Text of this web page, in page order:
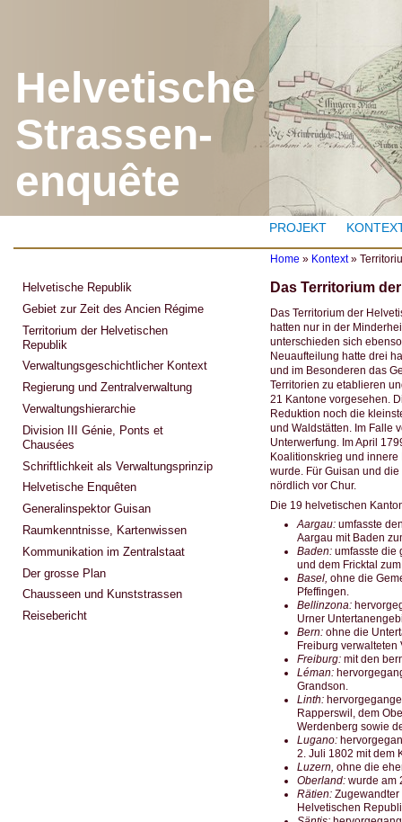
Helvetische
Strassen-
enquête
PROJEKT
Y
o
u
a
r
e
h
e
r
e
Home » Kontext»
Das Territorium
Das Territorium der
hatten nur in der
unterschieden sich
Neuaufteilung hatte drei
und im Besonderen das
Territorien zu etablieren
21 Kantone vorgesehen.
Reduktion noch die
und Waldstätten. Im Falle
Unterwerfung. Im April
Koalitionskrieg und
wurde. Für Guisan und
nördlich vor Chur.
Die 19 helvetischen
Aargau:umfasste
Aargau mit Baden
Baden:umfasste die
und dem Fricktal
Basel, ohne die
Pfeffingen.
Bellinzona:
Urner
Bern: ohne die
Freiburg
Freiburg:mit den
Léman:
Grandson.
Linth:
Rapperswil, dem
Werdenberg sowie
Lugano:
2. Juli 1802 mit dem
Luzern, ohne die
Oberland:wurde am
Rätien:Zugewandter
Helvetischen
Helvetische Republik
Gebiet zur Zeit des Ancien Régime
Territorium der Helvetischen
Republik
Verwaltungsgeschichtlicher Kontext
Regierung und Zentralverwaltung
Verwaltungshierarchie
Division III Génie, Ponts et
Chausées
Schriftlichkeit als Verwaltungsprinzip
Helvetische Enquêten
Generalinspektor Guisan
Raumkenntnisse, Kartenwissen
Kommunikation im Zentralstaat
Der grosse Plan
Chausseen und Kunststrassen
Reisebericht